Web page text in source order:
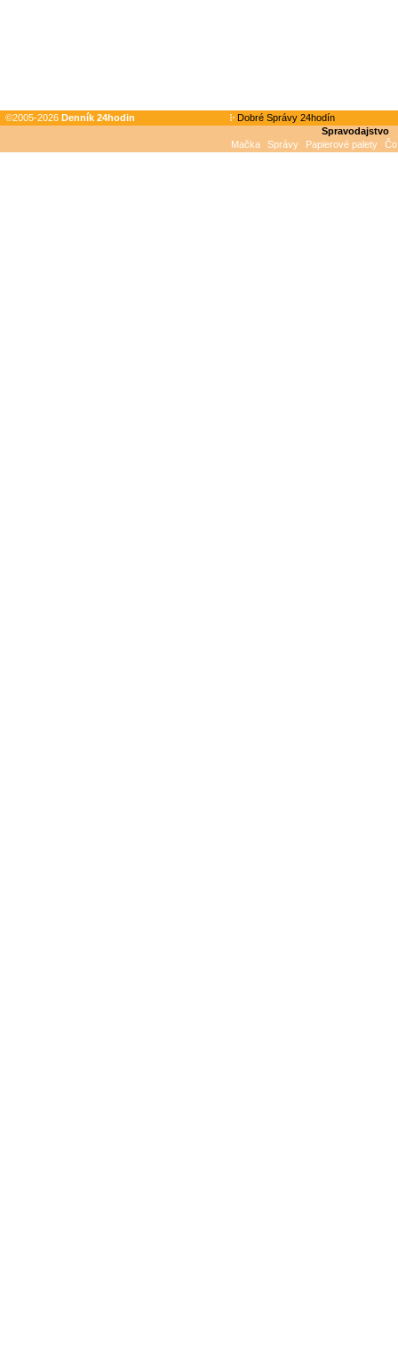
©2005-2026 Denník 24hodin
Dobré Správy 24hodín
Spravodajstvo
Mačka
Správy Papierové palety